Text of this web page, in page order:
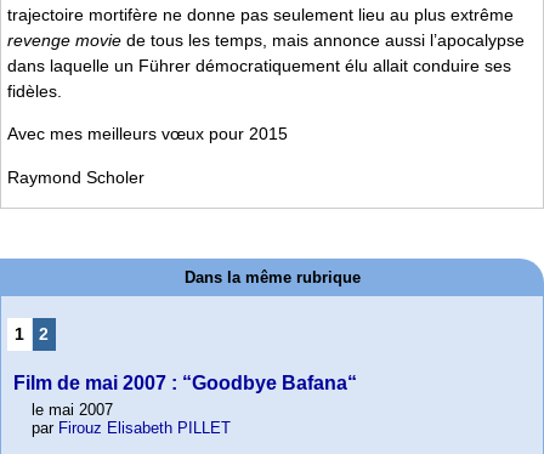
trajectoire mortifère ne donne pas seulement lieu au plus extrême
revenge movie de tous les temps, mais annonce aussi l’apocalypse
dans laquelle un Führer démocratiquement élu allait conduire ses
fidèles.
Avec mes meilleurs vœux pour 2015
Raymond Scholer
Dans la même rubrique
1 2
Film de mai 2007 : “Goodbye Bafana“
le mai 2007
par Firouz Elisabeth PILLET